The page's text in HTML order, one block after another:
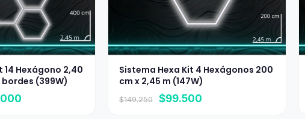
14 Hexágono 2,40
(399W)
Sistema Hexa Kit 4 Hexágonos 200
cm x 2,45 m (147W)
$149.250
El
$99.500